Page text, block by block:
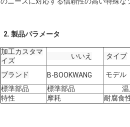
2. 製品パラメータ
加工カスタマ
イズ
いいえ タイプ
ブランド B-BOOKWANG モデル
標準部品
標準部品 温
特性
摩耗 耐腐食